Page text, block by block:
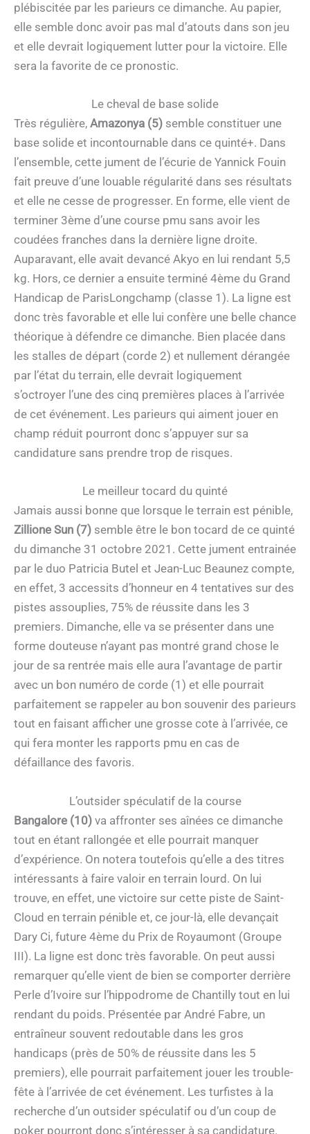
plébiscitée par les parieurs ce dimanche. Au papier,
elle semble donc avoir pas mal d’atouts dans son jeu
et elle devrait logiquement lutter pour la victoire. Elle
sera la favorite de ce pronostic.
Le cheval de base solide
Très régulière, Amazonya (5) semble constituer une
base solide et incontournable dans ce quinté+. Dans
l’ensemble, cette jument de l’écurie de Yannick Fouin
fait preuve d’une louable régularité dans ses résultats
et elle ne cesse de progresser. En forme, elle vient de
terminer 3ème d’une course pmu sans avoir les
coudées franches dans la dernière ligne droite.
Auparavant, elle avait devancé Akyo en lui rendant 5,5
kg. Hors, ce dernier a ensuite terminé 4ème du Grand
Handicap de ParisLongchamp (classe 1). La ligne est
donc très favorable et elle lui confère une belle chance
théorique à défendre ce dimanche. Bien placée dans
les stalles de départ (corde 2) et nullement dérangée
par l’état du terrain, elle devrait logiquement
s’octroyer l’une des cinq premières places à l’arrivée
de cet événement. Les parieurs qui aiment jouer en
champ réduit pourront donc s’appuyer sur sa
candidature sans prendre trop de risques.
Le meilleur tocard du quinté
Jamais aussi bonne que lorsque le terrain est pénible,
Zillione Sun (7) semble être le bon tocard de ce quinté
du dimanche 31 octobre 2021. Cette jument entrainée
par le duo Patricia Butel et Jean-Luc Beaunez compte,
en effet, 3 accessits d’honneur en 4 tentatives sur des
pistes assouplies, 75% de réussite dans les 3
premiers. Dimanche, elle va se présenter dans une
forme douteuse n’ayant pas montré grand chose le
jour de sa rentrée mais elle aura l’avantage de partir
avec un bon numéro de corde (1) et elle pourrait
parfaitement se rappeler au bon souvenir des parieurs
tout en faisant afficher une grosse cote à l’arrivée, ce
qui fera monter les rapports pmu en cas de
défaillance des favoris.
L’outsider spéculatif de la course
Bangalore (10) va affronter ses aînées ce dimanche
tout en étant rallongée et elle pourrait manquer
d’expérience. On notera toutefois qu’elle a des titres
intéressants à faire valoir en terrain lourd. On lui
trouve, en effet, une victoire sur cette piste de Saint-
Cloud en terrain pénible et, ce jour-là, elle devançait
Dary Ci, future 4ème du Prix de Royaumont (Groupe
III). La ligne est donc très favorable. On peut aussi
remarquer qu’elle vient de bien se comporter derrière
Perle d’Ivoire sur l’hippodrome de Chantilly tout en lui
rendant du poids. Présentée par André Fabre, un
entraîneur souvent redoutable dans les gros
handicaps (près de 50% de réussite dans les 5
premiers), elle pourrait parfaitement jouer les trouble-
fête à l’arrivée de cet événement. Les turfistes à la
recherche d’un outsider spéculatif ou d’un coup de
poker pourront donc s’intéresser à sa candidature.